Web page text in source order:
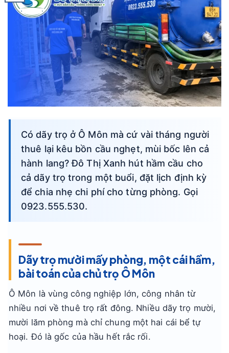
Có dãy trọ ở Ô Môn mà cứ vài tháng người
thuê lại kêu bồn cầu nghẹt, mùi bốc lên cả
hành lang? Đô Thị Xanh hút hầm cầu cho
cả dãy trọ trong một buổi, đặt lịch định kỳ
để chia nhẹ chi phí cho từng phòng. Gọi
0923.555.530.
Dãy trọ mười mấy phòng, một cái hầm,
bài toán của chủ trọ Ô Môn
Ô Môn là vùng công nghiệp lớn, công nhân từ
nhiều nơi về thuê trọ rất đông. Nhiều dãy trọ mười,
mười lăm phòng mà chỉ chung một hai cái bể tự
hoại. Đó là gốc của hầu hết rắc rối.